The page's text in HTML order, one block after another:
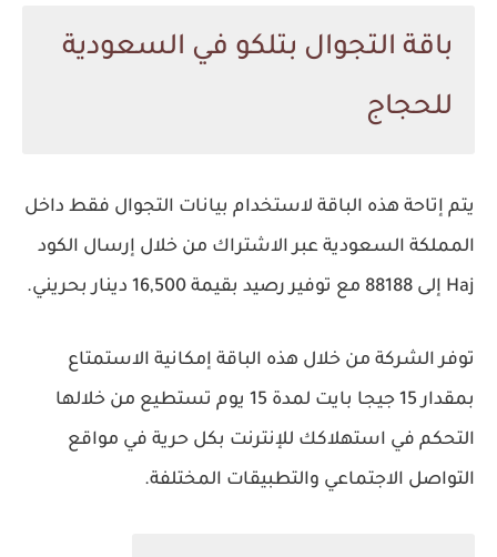
باقة التجوال بتلكو في السعودية
للحجاج
يتم إتاحة هذه الباقة لاستخدام بيانات التجوال فقط داخل
المملكة السعودية عبر الاشتراك من خلال إرسال الكود
Haj إلى 88188 مع توفير رصيد بقيمة 16,500 دينار بحريني.
توفر الشركة من خلال هذه الباقة إمكانية الاستمتاع
بمقدار 15 جيجا بايت لمدة 15 يوم تستطيع من خلالها
التحكم في استهلاكك للإنترنت بكل حرية في مواقع
التواصل الاجتماعي والتطبيقات المختلفة.